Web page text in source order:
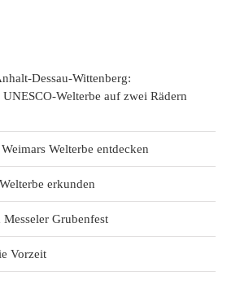
Dessau-Wittenberg:
Welterbe auf zwei Rädern
Welterbe entdecken
erkunden
Grubenfest
Vorzeit